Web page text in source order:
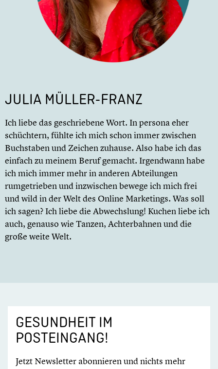
JULIA MÜLLER-FRANZ
Ich liebe das geschriebene Wort. In persona eher
schüchtern, fühlte ich mich schon immer zwischen
Buchstaben und Zeichen zuhause. Also habe ich das
einfach zu meinem Beruf gemacht. Irgendwann habe
ich mich immer mehr in anderen Abteilungen
rumgetrieben und inzwischen bewege ich mich frei
und wild in der Welt des Online Marketings. Was soll
ich sagen? Ich liebe die Abwechslung! Kuchen liebe ich
auch, genauso wie Tanzen, Achterbahnen und die
große weite Welt.
GESUNDHEIT IM
POSTEINGANG!
Jetzt Newsletter abonnieren und nichts mehr